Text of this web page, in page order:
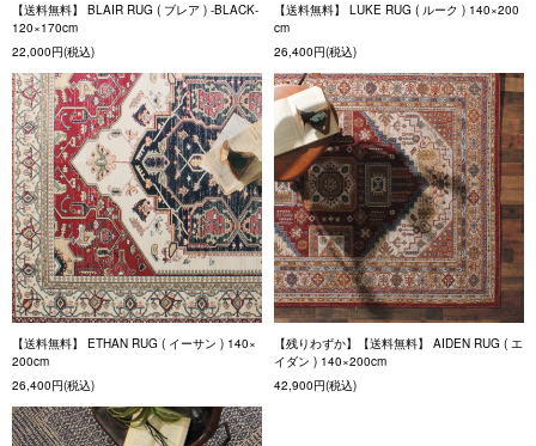
【送料無料】 BLAIR RUG ( ブレア ) -BLACK-
120×170cm
22,000円(税込)
【送料無料】 LUKE RUG ( ルーク ) 140×200
cm
26,400円(税込)
【送料無料】 ETHAN RUG ( イーサン ) 140×
200cm
26,400円(税込)
【残りわずか】【送料無料】 AIDEN RUG ( エ
イダン ) 140×200cm
42,900円(税込)